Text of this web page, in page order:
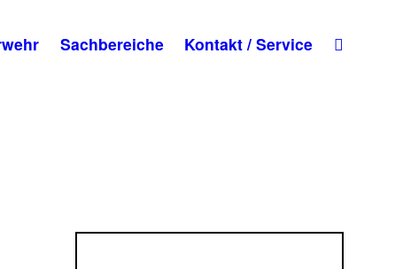
Sachbereiche Kontakt / Service